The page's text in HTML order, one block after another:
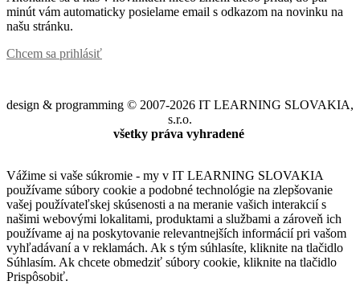
minút vám automaticky posielame email s odkazom na novinku na
našu stránku.
Chcem sa prihlásiť
design & programming © 2007-2026 IT LEARNING SLOVAKIA,
s.r.o.
všetky práva vyhradené
Vážime si vaše súkromie - my v IT LEARNING SLOVAKIA
používame súbory cookie a podobné technológie na zlepšovanie
vašej používateľskej skúsenosti a na meranie vašich interakcií s
našimi webovými lokalitami, produktami a službami a zároveň ich
používame aj na poskytovanie relevantnejších informácií pri vašom
vyhľadávaní a v reklamách. Ak s tým súhlasíte, kliknite na tlačidlo
Súhlasím. Ak chcete obmedziť súbory cookie, kliknite na tlačidlo
Prispôsobiť.